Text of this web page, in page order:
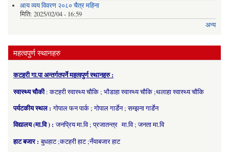
आय व्यय विवरण २०८० चैत्र महिना
मिति: 2025/02/04 - 16:59
अन्य
महत्वपुर्ण स्थानहरु
कटहरी गा.पा अन्तर्गतपर्ने महत्वपुर्ण स्थानहरु :
स्वास्थ्य चौकी: कटहरी स्वास्थ्य चौकि ; भौडाहा स्वास्थ्य चौकि ;थलाहा स्वास्थ्य चौकि
पर्यटकीय स्थल :गोपाल फन पार्क ; गोपाल गार्डेन ; सम्झना गार्डेन
विद्यालय (मा.वि ) :जनप्रिय मा.वि ; प्रजातन्त्र मा.वि ; जनता मा.वि
हाट बजार :बुधहाट ;कटहरी हाट ;नँयाबजार हाट